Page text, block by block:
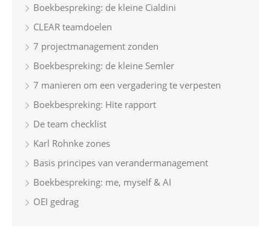
Boekbespreking: de kleine Cialdini
CLEAR teamdoelen
7 projectmanagement zonden
Boekbespreking: de kleine Semler
7 manieren om een vergadering te verpesten
Boekbespreking: Hite rapport
De team checklist
Karl Rohnke zones
Basis principes van verandermanagement
Boekbespreking: me, myself & AI
OEI gedrag